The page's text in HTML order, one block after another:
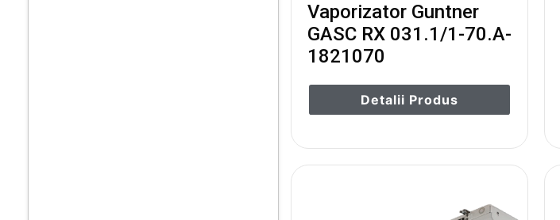
Vaporizator Guntner
GASC RX 031.1/1-70.A-
1821070
Detalii Produs